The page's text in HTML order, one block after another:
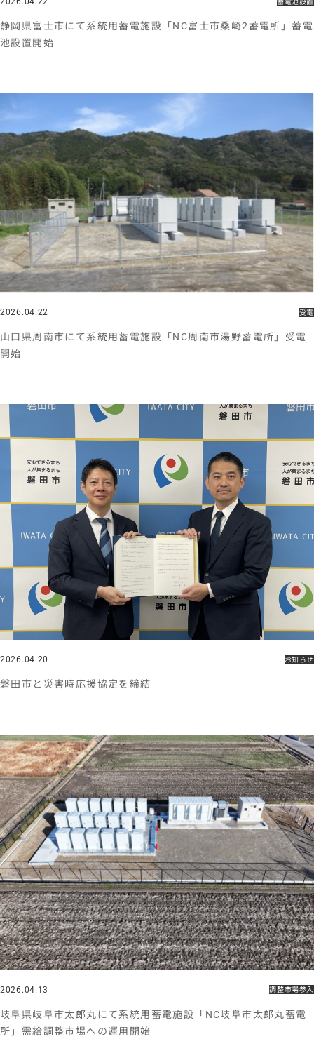
蓄電池設置
静岡県富士市にて系統用蓄電施設「NC富士市桑崎2蓄電所」蓄電
池設置開始
2026.04.22 受電
山口県周南市にて系統用蓄電施設「NC周南市湯野蓄電所」受電
開始
2026.04.20 お知らせ
磐田市と災害時応援協定を締結
2026.04.13 調整市場参入
岐阜県岐阜市太郎丸にて系統用蓄電施設「NC岐阜市太郎丸蓄電
所」需給調整市場への運用開始